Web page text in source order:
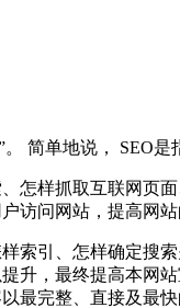
简单地说， SEO
怎样抓取互联网
问网站，提高网
索引、怎样确定
升，最终提高本
最完整、直接及最快